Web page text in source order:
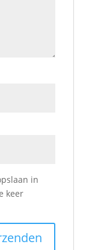
in
keer